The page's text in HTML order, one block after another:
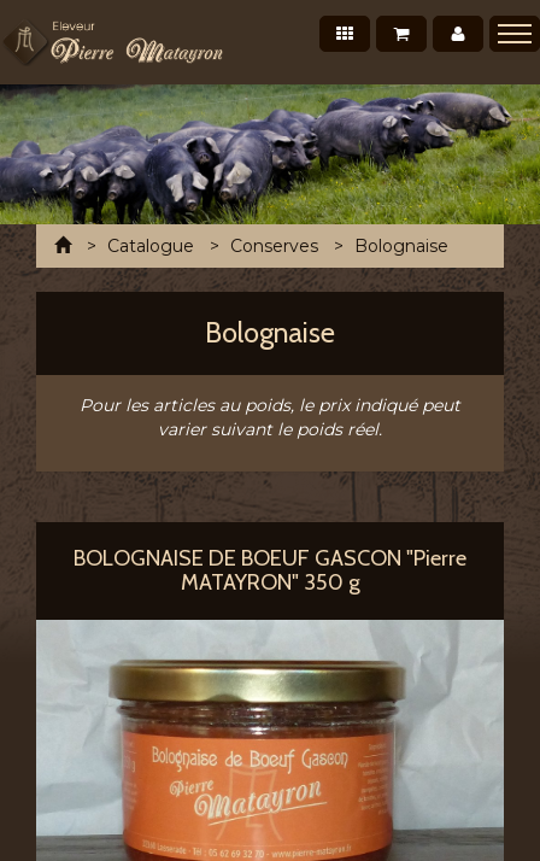
Mon
Mon panier
Nos produits
Présentation
Points de vente Professionnels
Recettes et conseils
Photos/Vidéos
Salons et évènements
Chronofresh France
Contact
A découvrir
AccueilCatalogue Conserves Bolognaise
Bolognaise
Pour les articles au poids, le prix indiqué peut
varier suivant le poids réel.
BOLOGNAISE DE BOEUF GASCON "Pierre
MATAYRON" 350 g